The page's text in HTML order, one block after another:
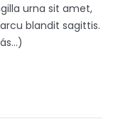
urna sit amet,
blandit sagittis.